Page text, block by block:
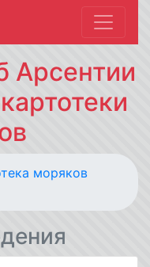
Арсентии
моряков